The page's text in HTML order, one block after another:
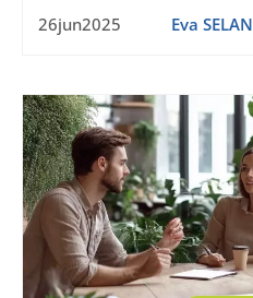
26jun2025 Eva SELAN